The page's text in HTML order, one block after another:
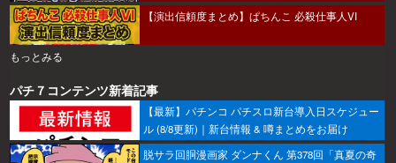
士ガンダムSEED クライマックスをこのホールで
打ちたい！」キャンペーン開催
【演出信頼度まとめ】ぱちんこ 必殺仕事人VI
もっとみる
パチ７コンテンツ新着記事
【最新】パチンコ パチスロ新台導入日スケジュー
ル (8/8更新)｜新台情報 & 噂まとめをお届け
脱サラ回胴漫画家 ダンナくん 第378回「真夏の奇